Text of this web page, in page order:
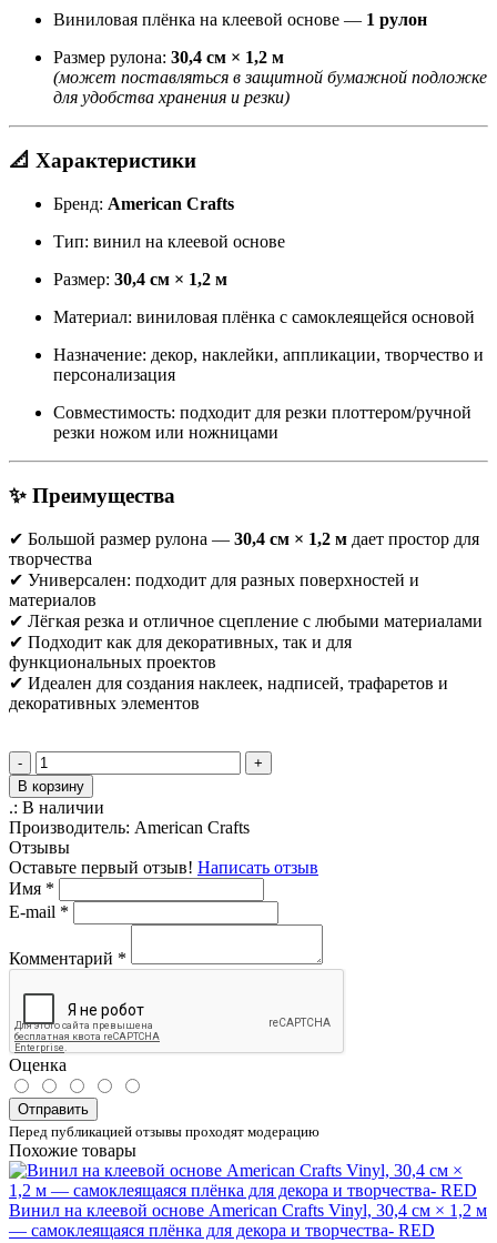
Виниловая плёнка на клеевой основе — 1 рулон
Размер рулона: 30,4 см × 1,2 м
(может поставляться в защитной бумажной подложке
для удобства хранения и резки)
📐 Характеристики
Бренд: American Crafts
Тип: винил на клеевой основе
Размер: 30,4 см × 1,2 м
Материал: виниловая плёнка с самоклеящейся основой
Назначение: декор, наклейки, аппликации, творчество и
персонализация
Совместимость: подходит для резки плоттером/ручной
резки ножом или ножницами
✨ Преимущества
✔ Большой размер рулона — 30,4 см × 1,2 м дает простор для
творчества
✔ Универсален: подходит для разных поверхностей и
материалов
✔ Лёгкая резка и отличное сцепление с любыми материалами
✔ Подходит как для декоративных, так и для
функциональных проектов
✔ Идеален для создания наклеек, надписей, трафаретов и
декоративных элементов
-
+
В корзину
.: В наличии
Производитель: American Crafts
Отзывы
Оставьте первый отзыв! Написать отзыв
Имя *
E-mail *
Комментарий *
Оценка
Отправить
Перед публикацией отзывы проходят модерацию
Похожие товары
Винил на клеевой основе American Crafts Vinyl, 30,4 см × 1,2 м
— самоклеящаяся плёнка для декора и творчества- RED